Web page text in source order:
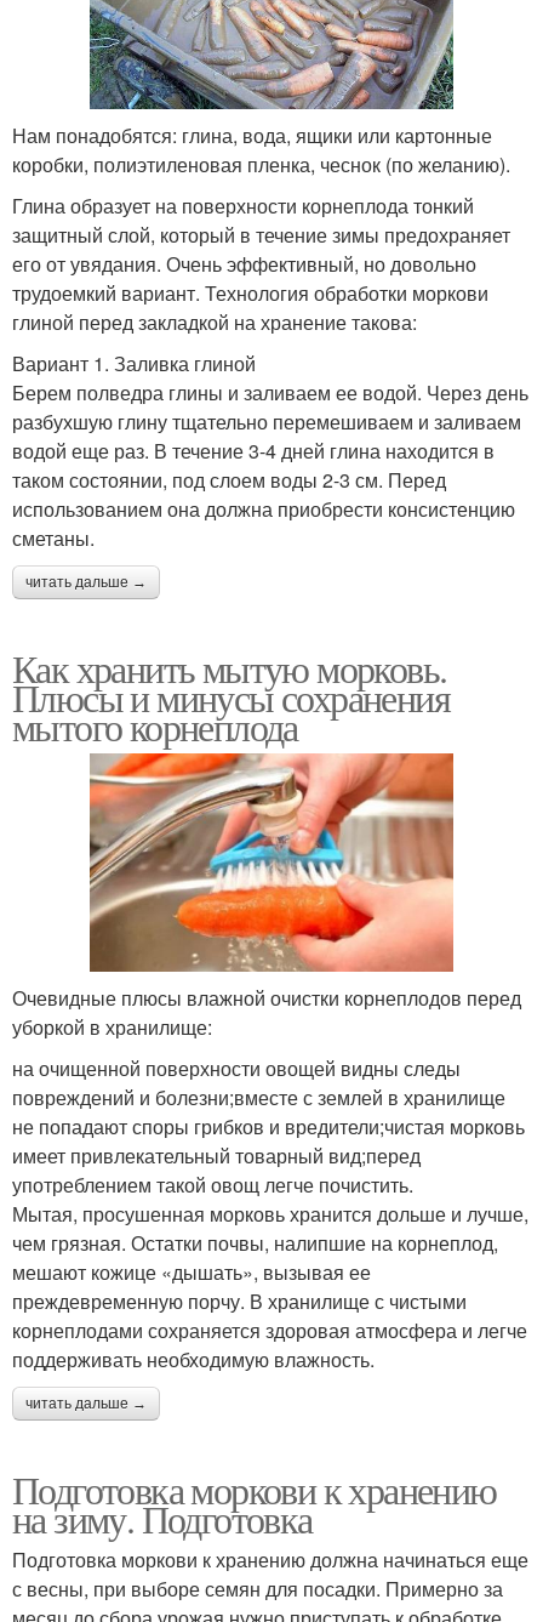
Нам понадобятся: глина, вода, ящики или картонные
коробки, полиэтиленовая пленка, чеснок (по желанию).
Глина образует на поверхности корнеплода тонкий
защитный слой, который в течение зимы предохраняет
его от увядания. Очень эффективный, но довольно
трудоемкий вариант. Технология обработки моркови
глиной перед закладкой на хранение такова:
Вариант 1. Заливка глиной
Берем полведра глины и заливаем ее водой. Через день
разбухшую глину тщательно перемешиваем и заливаем
водой еще раз. В течение 3-4 дней глина находится в
таком состоянии, под слоем воды 2-3 см. Перед
использованием она должна приобрести консистенцию
сметаны.
читать дальше →
Как хранить мытую морковь.
Плюсы и минусы сохранения
мытого корнеплода
Очевидные плюсы влажной очистки корнеплодов перед
уборкой в хранилище:
на очищенной поверхности овощей видны следы
повреждений и болезни;вместе с землей в хранилище
не попадают споры грибков и вредители;чистая морковь
имеет привлекательный товарный вид;перед
употреблением такой овощ легче почистить.
Мытая, просушенная морковь хранится дольше и лучше,
чем грязная. Остатки почвы, налипшие на корнеплод,
мешают кожице «дышать», вызывая ее
преждевременную порчу. В хранилище с чистыми
корнеплодами сохраняется здоровая атмосфера и легче
поддерживать необходимую влажность.
читать дальше →
Подготовка моркови к хранению
на зиму. Подготовка
Подготовка моркови к хранению должна начинаться еще
с весны, при выборе семян для посадки. Примерно за